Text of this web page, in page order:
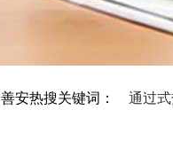
善安热搜关键词： 通过